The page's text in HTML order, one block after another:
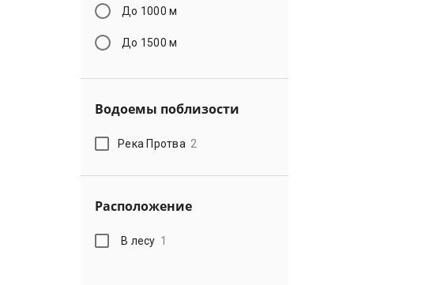
До 1000 м
До 1500 м
Водоемы поблизости
Река Протва 2
Расположение
В лесу 1